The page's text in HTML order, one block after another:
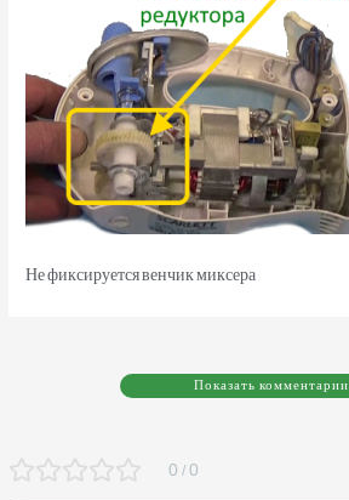
Не фиксируется венчик миксера
Показать комментарии
0 /0